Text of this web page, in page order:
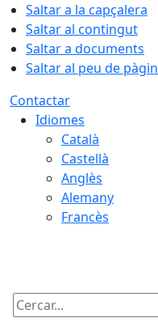
Saltar a la capçalera
Saltar al contingut
Saltar a documents
Saltar al peu de
Contactar
Idiomes
Català
Castellà
Anglès
Alemany
Francès
Cercar: